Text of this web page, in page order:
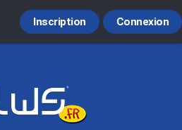
Connexion
Inscription